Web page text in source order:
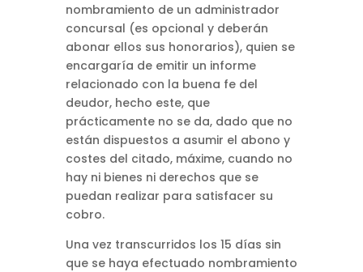
nombramiento de un administrador
concursal (es opcional y deberán
abonar ellos sus honorarios), quien se
encargaría de emitir un informe
relacionado con la buena fe del
deudor, hecho este, que
prácticamente no se da, dado que no
están dispuestos a asumir el abono y
costes del citado, máxime, cuando no
hay ni bienes ni derechos que se
puedan realizar para satisfacer su
cobro.
Una vez transcurridos los 15 días sin
que se haya efectuado nombramiento